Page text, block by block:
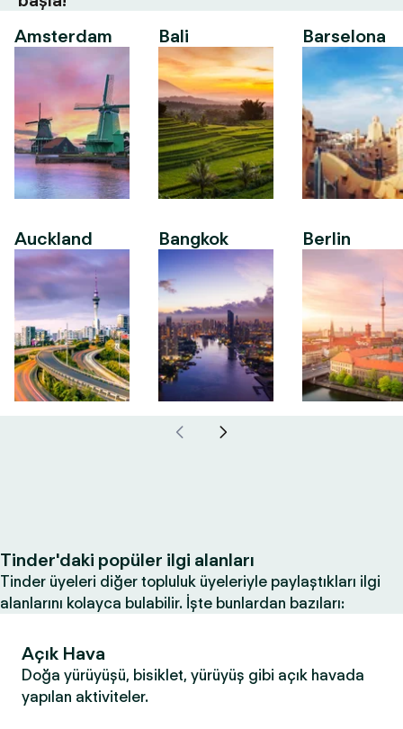
Amsterdam
Auckland
Bali
Bangkok
Barselona
Berlin
Tinder'daki popüler ilgi alanları
Tinder üyeleri diğer topluluk üyeleriyle paylaştıkları ilgi
alanlarını kolayca bulabilir. İşte bunlardan bazıları:
Açık Hava
Doğa yürüyüşü, bisiklet, yürüyüş gibi açık havada
yapılan aktiviteler.